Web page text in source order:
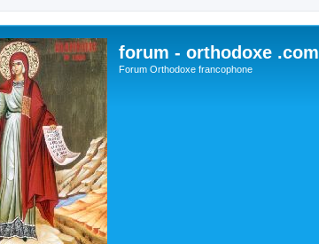
forum - orthodoxe .com
Forum Orthodoxe francophone